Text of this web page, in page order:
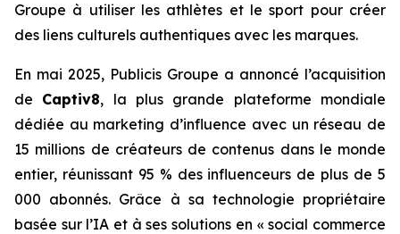
Groupe à utiliser les athlètes et le sport pour créer
des liens culturels authentiques avec les marques.
En mai 2025, Publicis Groupe a annoncé l’acquisition
de Captiv8, la plus grande plateforme mondiale
dédiée au marketing d’influence avec un réseau de
15 millions de créateurs de contenus dans le monde
entier, réunissant 95 % des influenceurs de plus de 5
000 abonnés. Grâce à sa technologie propriétaire
basée sur l’IA et à ses solutions en « social commerce